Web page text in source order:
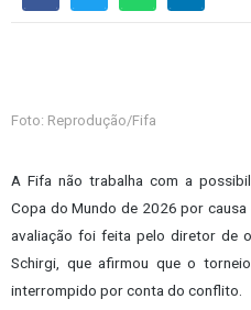
Foto: Reprodução/Fifa
A Fifa não trabalha com a
Copa do Mundo de 2026 por
avaliação foi feita pelo diretor de
Schirgi, que afirmou que o
interrompido por conta do conflito.